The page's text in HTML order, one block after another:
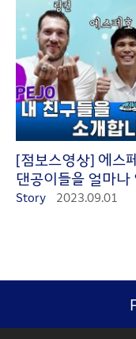
[점보스영상] 에스
댄공이들을 얼마나
Story 2023.09.01